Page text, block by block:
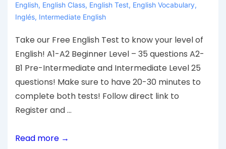
English, English Class, English Test, English Vocabulary,
Inglés, Intermediate English
Take our Free English Test to know your level of
English! A1-A2 Beginner Level – 35 questions A2-
B1 Pre-Intermediate and Intermediate Level 25
questions! Make sure to have 20-30 minutes to
complete both tests! Follow direct link to
Register and …
Read more →